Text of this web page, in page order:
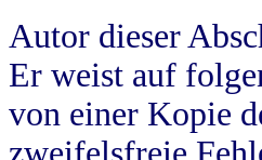
Autor dieser
Er weist auf
von einer Kopie